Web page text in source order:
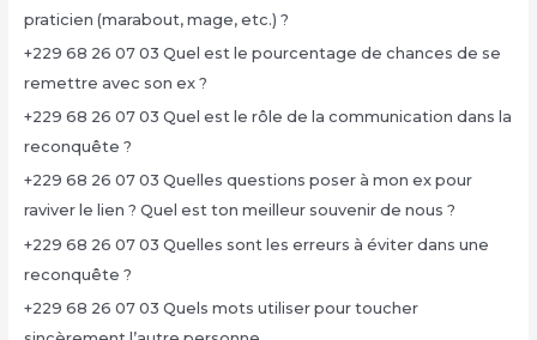
praticien (marabout, mage, etc.) ?
+229 68 26 07 03 Quel est le pourcentage de chances de se
remettre avec son ex ?
+229 68 26 07 03 Quel est le rôle de la communication dans la
reconquête ?
+229 68 26 07 03 Quelles questions poser à mon ex pour
raviver le lien ? Quel est ton meilleur souvenir de nous ?
+229 68 26 07 03 Quelles sont les erreurs à éviter dans une
reconquête ?
+229 68 26 07 03 Quels mots utiliser pour toucher